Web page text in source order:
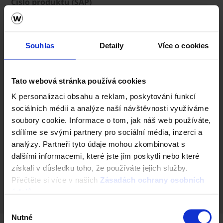
Souhlas Detaily Více o cookies
Tato webová stránka používá cookies
K personalizaci obsahu a reklam, poskytování funkcí
sociálních médií a analýze naší návštěvnosti využíváme
soubory cookie. Informace o tom, jak náš web používáte,
sdílíme se svými partnery pro sociální média, inzerci a
analýzy. Partneři tyto údaje mohou zkombinovat s
dalšími informacemi, které jste jim poskytli nebo které
získali v důsledku toho, že používáte jejich služby.
Přečtěte si více v našich Zásadách ochrany osobních
souhlasu
Nutné
64865866
Rozměry (d x š x v)
Zatížení
Číslo produktu (SAP)
64865868
Výška (cm)
25
Rozměry (d x š x v)
78 x 15 x 25 cm